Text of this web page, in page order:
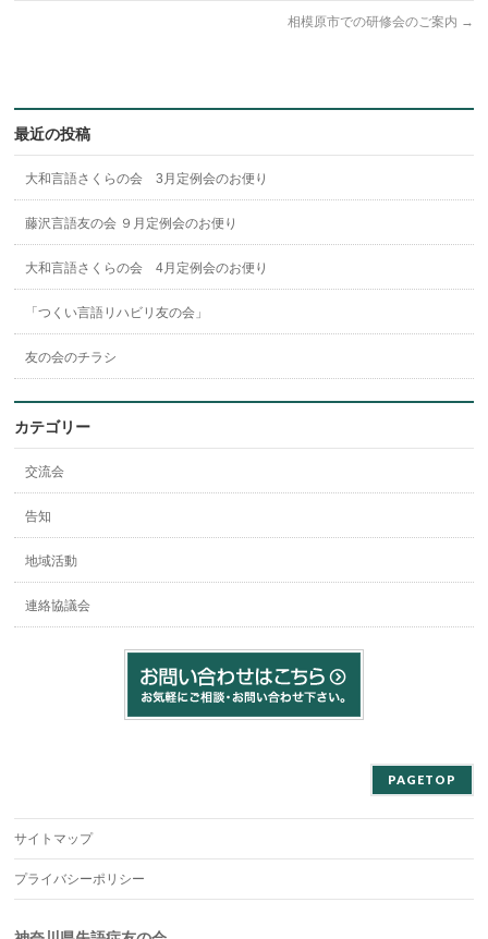
相模原市での研修会のご案内 →
最近の投稿
大和言語さくらの会 3月定例会のお便り
藤沢言語友の会 ９月定例会のお便り
大和言語さくらの会 4月定例会のお便り
「つくい言語リハビリ友の会」
友の会のチラシ
カテゴリー
交流会
告知
地域活動
連絡協議会
PAGETOP
サイトマップ
プライバシーポリシー